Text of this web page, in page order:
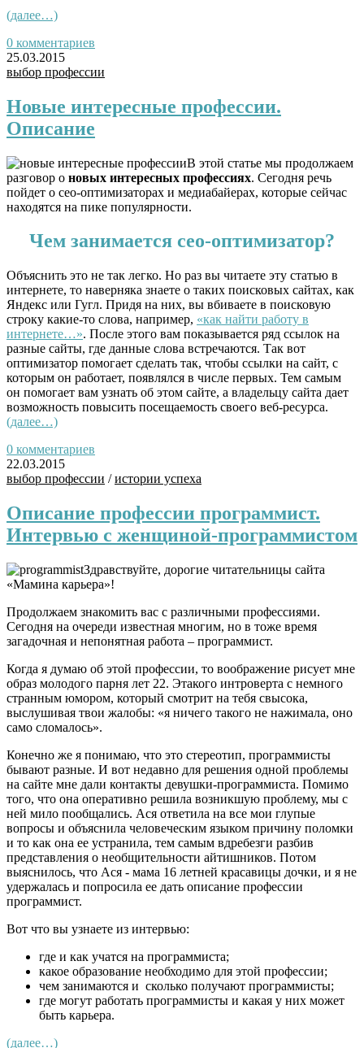
(далее…)
0 комментариев
25.03.2015
выбор профессии
Новые интересные профессии.
Описание
В этой статье мы продолжаем
разговор о новых интересных профессиях. Сегодня речь
пойдет о сео-оптимизаторах и медиабайерах, которые сейчас
находятся на пике популярности.
Чем занимается сео-оптимизатор?
Объяснить это не так легко. Но раз вы читаете эту статью в
интернете, то наверняка знаете о таких поисковых сайтах, как
Яндекс или Гугл. Придя на них, вы вбиваете в поисковую
строку какие-то слова, например, «как найти работу в
интернете…». После этого вам показывается ряд ссылок на
разные сайты, где данные слова встречаются. Так вот
оптимизатор помогает сделать так, чтобы ссылки на сайт, с
которым он работает, появлялся в числе первых. Тем самым
он помогает вам узнать об этом сайте, а владельцу сайта дает
возможность повысить посещаемость своего веб-ресурса.
(далее…)
0 комментариев
22.03.2015
выбор профессии /истории успеха
Описание профессии программист.
Интервью с женщиной-программистом
Здравствуйте, дорогие читательницы сайта
«Мамина карьера»!
Продолжаем знакомить вас с различными профессиями.
Сегодня на очереди известная многим, но в тоже время
загадочная и непонятная работа – программист.
Когда я думаю об этой профессии, то воображение рисует мне
образ молодого парня лет 22. Этакого интроверта с немного
странным юмором, который смотрит на тебя свысока,
выслушивая твои жалобы: «я ничего такого не нажимала, оно
само сломалось».
Конечно же я понимаю, что это стереотип, программисты
бывают разные. И вот недавно для решения одной проблемы
на сайте мне дали контакты девушки-программиста. Помимо
того, что она оперативно решила возникшую проблему, мы с
ней мило пообщались. Ася ответила на все мои глупые
вопросы и объяснила человеческим языком причину поломки
и то как она ее устранила, тем самым вдребезги разбив
представления о необщительности айтишников. Потом
выяснилось, что Ася - мама 16 летней красавицы дочки, и я не
удержалась и попросила ее дать описание профессии
программист.
Вот что вы узнаете из интервью:
где и как учатся на программиста;
какое образование необходимо для этой профессии;
чем занимаются и сколько получают программисты;
где могут работать программисты и какая у них может
быть карьера.
(далее…)